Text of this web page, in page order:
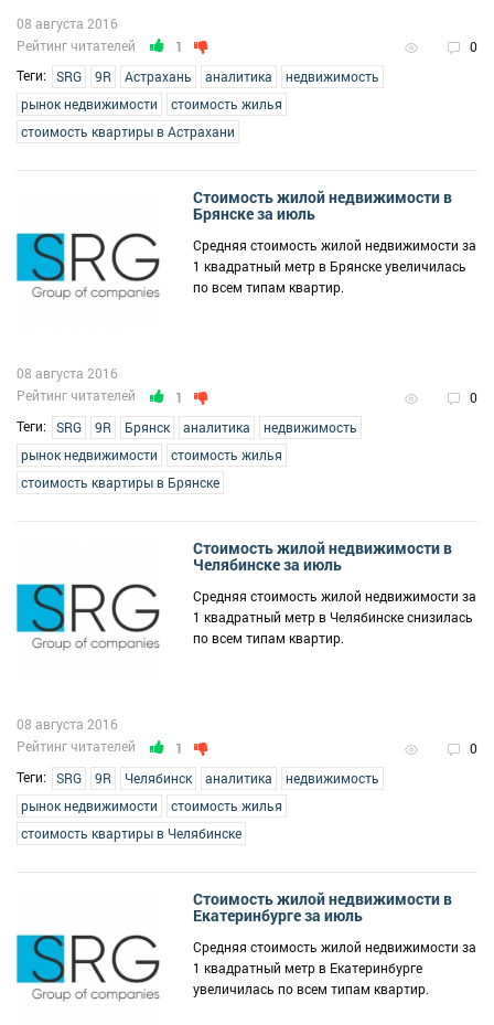
Рейтинг читателей 1 0
08 августа 2016
Теги: SRG 9R Астрахань аналитика
недвижимость
рынок недвижимости
стоимость жилья
стоимость квартиры в Астрахани
Стоимость жилой недвижимости в
Брянске за июль
Средняя стоимость жилой недвижимости за
1 квадратный метр в Брянске увеличилась
по всем типам квартир.
Рейтинг читателей 1 0
08 августа 2016
Теги: SRG 9R Брянск аналитика
недвижимость
рынок недвижимости
стоимость жилья
стоимость квартиры в Брянске
Стоимость жилой недвижимости в
Челябинске за июль
Средняя стоимость жилой недвижимости за
1 квадратный метр в Челябинске снизилась
по всем типам квартир.
Рейтинг читателей 1 0
08 августа 2016
Теги: SRG 9R Челябинск аналитика
недвижимость
рынок недвижимости
стоимость жилья
стоимость квартиры в Челябинске
Стоимость жилой недвижимости в
Екатеринбурге за июль
Средняя стоимость жилой недвижимости за
1 квадратный метр в Екатеринбурге
увеличилась по всем типам квартир.